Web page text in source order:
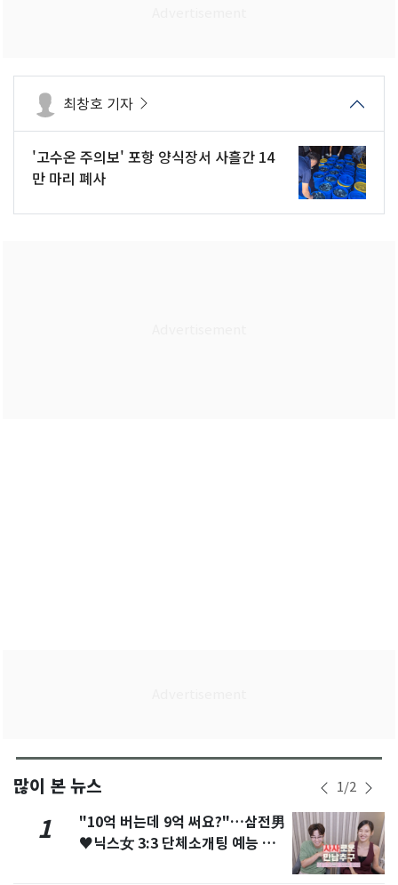
최창호 기자
'고수온 주의보' 포항 양식장서 사흘간 14
만 마리 폐사
많이 본 뉴스 1/2
1
"10억 버는데 9억 써요?"…삼전男
♥닉스女 3:3 단체소개팅 예능 화